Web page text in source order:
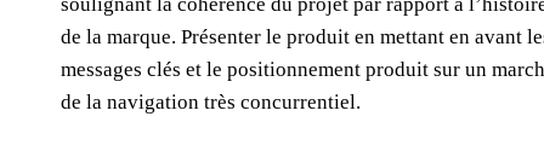
de la marque. Présenter le produit en mettant en avant
messages clés et le positionnement produit sur un
de la navigation très concurrentiel.